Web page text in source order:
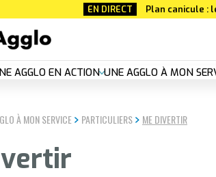
EN DIRECT Plan canicule :
AGGLO EN ACTION UNE AGGLO À MON
À MON SERVICE PARTICULIERS ME DIVERTIR